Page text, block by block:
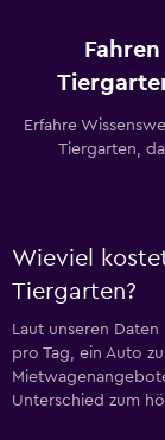
Erfahre
Tiergarten,
Wieviel
Tiergarten?
Laut unseren
pro Tag, ein Auto
Unterschied zum